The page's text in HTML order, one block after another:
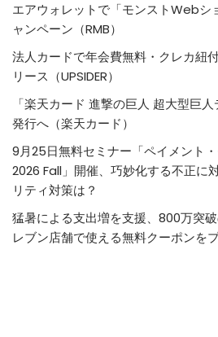
エアウォレットで「モンストWebシ
ャンペーン（RMB）
法人カードで年会費無料・クレカ紐
リース（UPSIDER）
「楽天カード 進撃の巨人 超大型巨
発行へ（楽天カード）
9月25日無料セミナー「ペイメント
2026 Fall」開催、巧妙化する不正に
リティ対策は？
猛暑による支出増を支援、800万突
レブン店舗で使える無料クーポンを